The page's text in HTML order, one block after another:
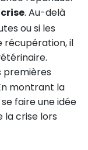
. Au-delà
ou si les
récupération, il
premières
montrant la
faire une idée
la crise lors